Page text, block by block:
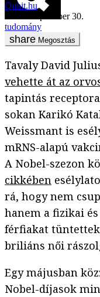
Qubit.hu
2022. szeptember 30.
tudomány
Megosztás
Tavaly David
vehette át az
tapintás
sokan Karikó
Weissmant is
mRNS-alapú
A Nobel-szezon
cikkében
rá, hogy nem
hanem a fizikai
férfiakat tüntettek
briliáns női
Egy májusban
Nobel-díjasok